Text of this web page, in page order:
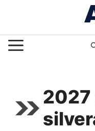
o
conteúdoMENU